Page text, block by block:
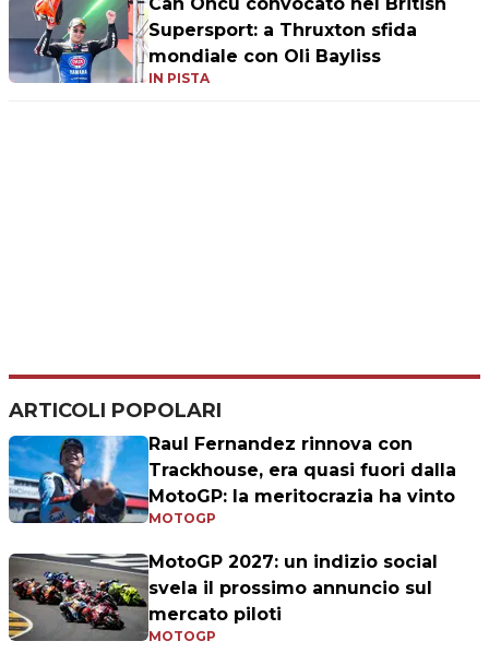
Supersport: a Thruxton sfida
mondiale con Oli Bayliss
IN PISTA
ARTICOLI POPOLARI
Raul Fernandez rinnova con
Trackhouse, era quasi fuori dalla
MotoGP: la meritocrazia ha vinto
MOTOGP
MotoGP 2027: un indizio social
svela il prossimo annuncio sul
mercato piloti
MOTOGP